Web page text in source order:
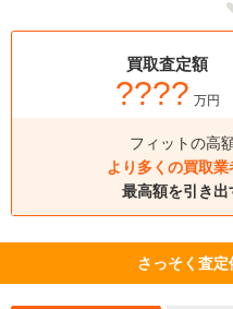
買取査定額
???? 万円
フィットの高
より多くの買取業
最高額を引き出
さっそく査定